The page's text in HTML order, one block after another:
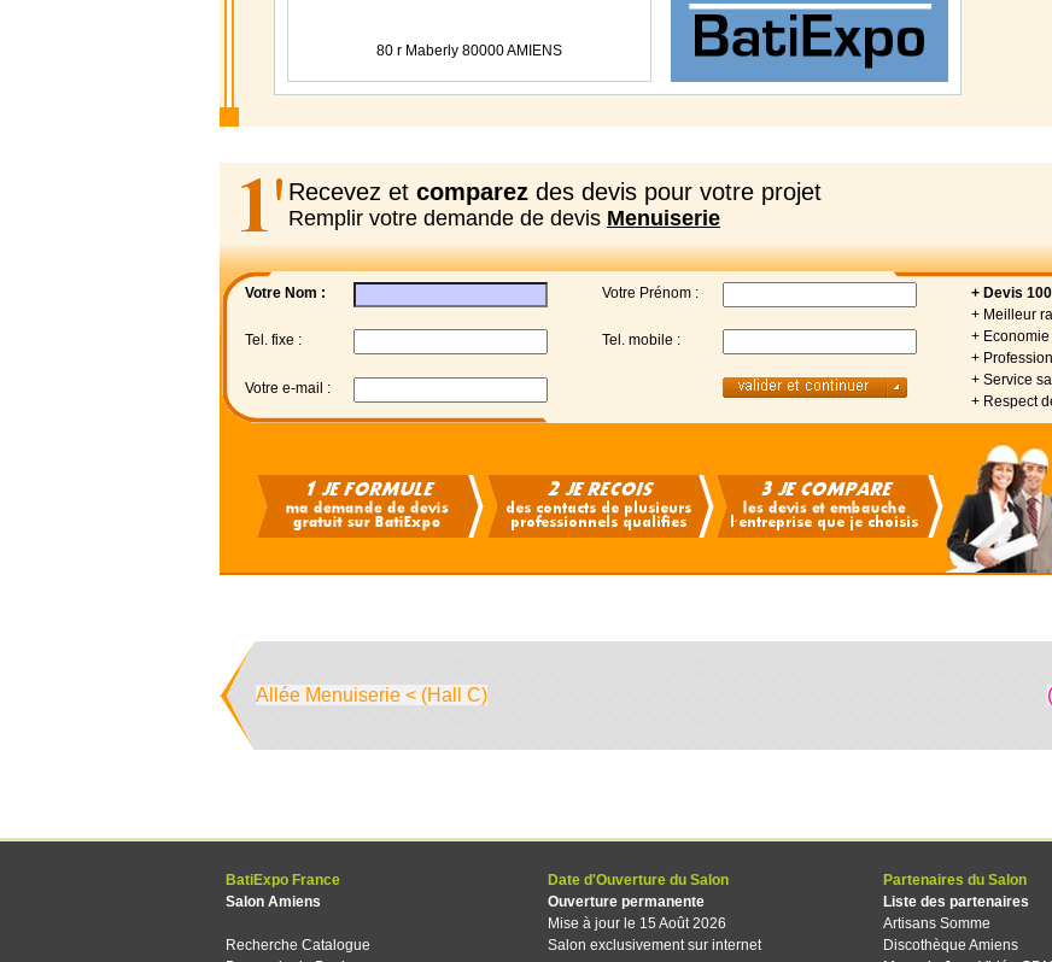
80 r Maberly 80000 AMIENS
Recevez et comparez des devis pour votre projet
Remplir votre demande de devis Menuiserie
Votre Nom : Votre Prénom :
+ Devis
+ Meilleur
+
+
+ Service
+ Respect
Tel. fixe : Tel. mobile :
Votre e-mail :
Allée Menuiserie < (Hall C)
BatiExpo France
Salon Amiens
Recherche Catalogue
Date d'Ouverture du Salon
Ouverture permanente
Mise à jour le 15 Août 2026
Salon exclusivement sur internet
Partenaires du Salon
Liste des partenaires
Artisans Somme
Discothèque Amiens